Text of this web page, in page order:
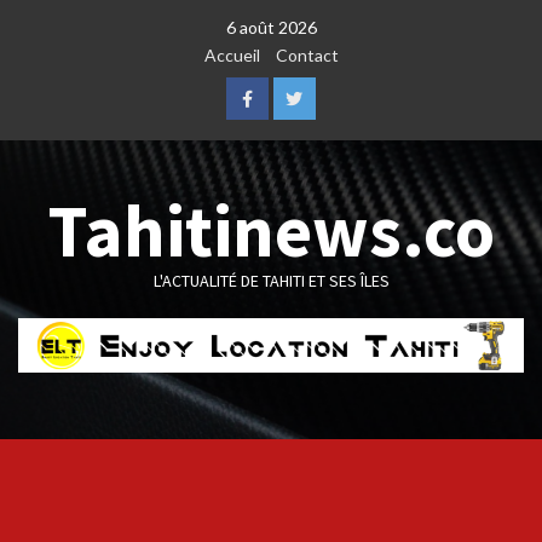
6 août 2026
Accueil
Contact
FacebookTwitter
Tahitinews.co
L'ACTUALITÉ DE TAHITI ET SES ÎLES